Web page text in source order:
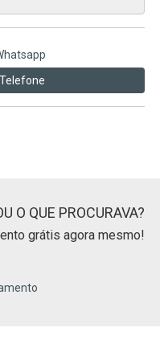
O QUE PROCURAVA?
grátis agora mesmo!